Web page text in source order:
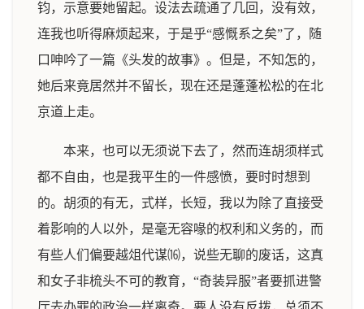
钧，示意要她留起。设法去疏通了几回，没有效，
连我也听得麻烦起来，于是乎“感慨系之矣”了，随
口呻吟了一篇《头发的故事》。但是，不知怎的，
她后来竟居然并不留长，现在还是蓬蓬松松的在北
京道上走。
本来，也可以无须说下去了，然而连胡须样式
都不自由，也是我平生的一件感愤，要时时想到
的。胡须的有无，式样，长短，我以为除了直接受
着影响的人以外，是毫无容喙的权利和义务的，而
有些人们偏要越俎代谋⒃，说些无聊的废话，这真
和女子非梳头不可的教育，“奇装异服”者要抓进警